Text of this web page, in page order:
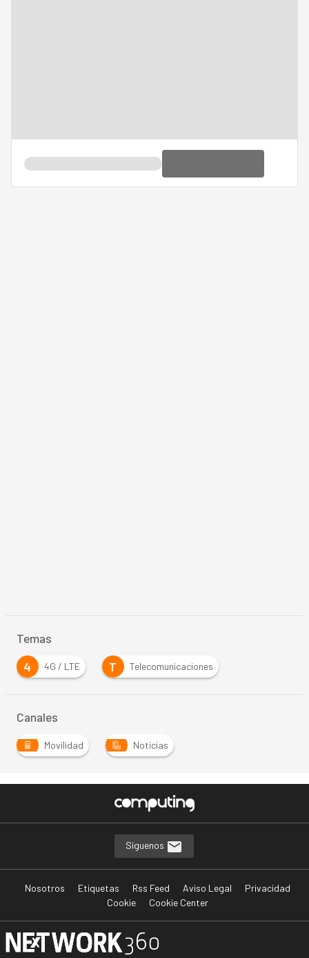
Temas
4
4G / LTE T Telecomunicaciones
Canales
Movilidad Noticias
Síguenos
Nosotros Etiquetas Rss Feed Aviso Legal
Privacidad
Cookie
Cookie Center